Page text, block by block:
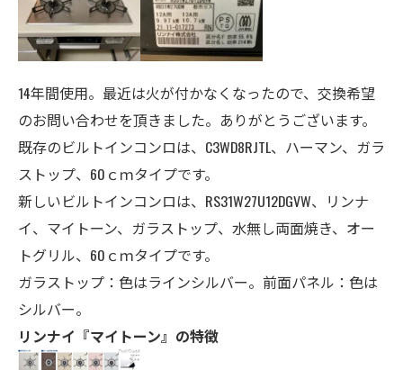
14年間使用。最近は火が付かなくなったので、交換希望
のお問い合わせを頂きました。ありがとうございます。
既存のビルトインコンロは、C3WD8RJTL、ハーマン、ガラ
ストップ、60ｃｍタイプです。
新しいビルトインコンロは、RS31W27U12DGVW、リンナ
イ、マイトーン、ガラストップ、水無し両面焼き、オー
トグリル、60ｃｍタイプです。
ガラストップ：色はラインシルバー。前面パネル：色は
シルバー。
リンナイ『マイトーン』の特徴